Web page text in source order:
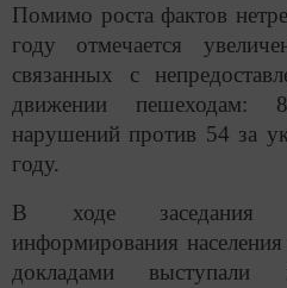
Помимо роста фактов
году отмечается
связанных с
движении пешеходам:
нарушений против 54 за
году.
В ходе заседания
информирования
докладами выступали